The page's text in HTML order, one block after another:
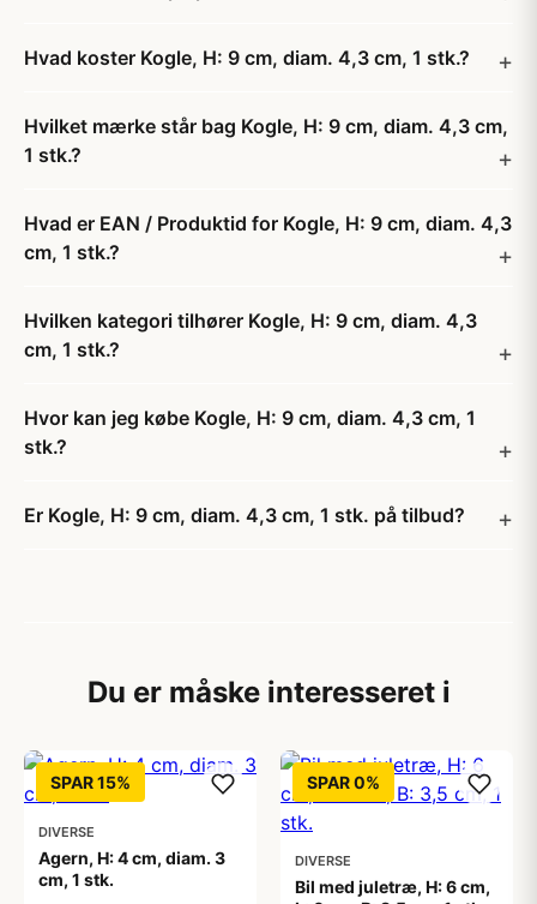
Hvad koster Kogle, H: 9 cm, diam. 4,3 cm, 1 stk.?
Hvilket mærke står bag Kogle, H: 9 cm, diam. 4,3 cm,
1 stk.?
Hvad er EAN / Produktid for Kogle, H: 9 cm, diam. 4,3
cm, 1 stk.?
Hvilken kategori tilhører Kogle, H: 9 cm, diam. 4,3
cm, 1 stk.?
Hvor kan jeg købe Kogle, H: 9 cm, diam. 4,3 cm, 1
stk.?
Er Kogle, H: 9 cm, diam. 4,3 cm, 1 stk. på tilbud?
Du er måske interesseret i
SPAR 15%
DIVERSE
Agern, H: 4 cm, diam. 3
cm, 1 stk.
SPAR 0%
DIVERSE
Bil med juletræ, H: 6 cm,